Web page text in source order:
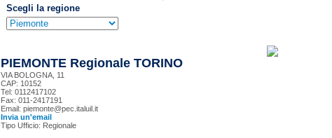
Scegli la regione
PIEMONTE Regionale TORINO
VIA BOLOGNA, 11
CAP: 10152
Tel: 0112417102
Fax: 011-2417191
Email: piemonte@pec.italuil.it
Invia un'email
Tipo Ufficio: Regionale